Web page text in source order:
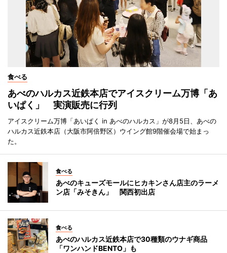
食べる
あべのハルカス近鉄本店でアイスクリーム万博「あ
いぱく」 実演販売に行列
アイスクリーム万博「あいぱく in あべのハルカス」が8月5日、あべの
ハルカス近鉄本店（大阪市阿倍野区）ウイング館9階催会場で始まっ
た。
食べる
あべのキューズモールにヒカキンさん店主のラーメ
ン店「みそきん」 関西初出店
食べる
あべのハルカス近鉄本店で30種類のウナギ商品
「ワンハンドBENTO」も